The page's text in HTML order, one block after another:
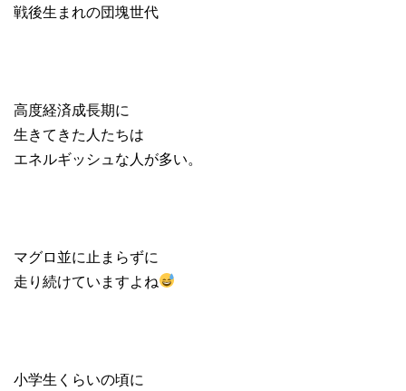
戦後生まれの団塊世代
高度経済成長期に
生きてきた人たちは
エネルギッシュな人が多い。
マグロ並に止まらずに
走り続けていますよね
小学生くらいの頃に